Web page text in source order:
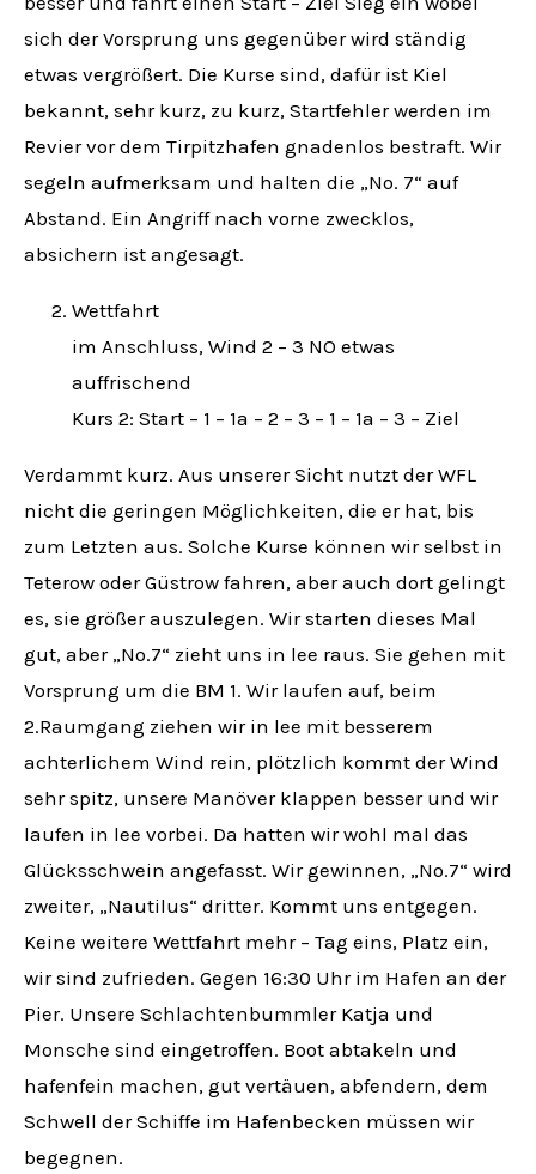
sich der Vorsprung uns gegenüber wird ständig
etwas vergrößert. Die Kurse sind, dafür ist Kiel
bekannt, sehr kurz, zu kurz, Startfehler werden im
Revier vor dem Tirpitzhafen gnadenlos bestraft. Wir
segeln aufmerksam und halten die „No. 7“ auf
Abstand. Ein Angriff nach vorne zwecklos,
absichern ist angesagt.
Wettfahrt
im Anschluss, Wind 2 – 3 NO etwas
auffrischend
Kurs 2: Start – 1 – 1a – 2 – 3 – 1 – 1a – 3 – Ziel
Verdammt kurz. Aus unserer Sicht nutzt der WFL
nicht die geringen Möglichkeiten, die er hat, bis
zum Letzten aus. Solche Kurse können wir selbst in
Teterow oder Güstrow fahren, aber auch dort gelingt
es, sie größer auszulegen. Wir starten dieses Mal
gut, aber „No.7“ zieht uns in lee raus. Sie gehen mit
Vorsprung um die BM 1. Wir laufen auf, beim
2.Raumgang ziehen wir in lee mit besserem
achterlichem Wind rein, plötzlich kommt der Wind
sehr spitz, unsere Manöver klappen besser und wir
laufen in lee vorbei. Da hatten wir wohl mal das
Glücksschwein angefasst. Wir gewinnen, „No.7“ wird
zweiter, „Nautilus“ dritter. Kommt uns entgegen.
Keine weitere Wettfahrt mehr – Tag eins, Platz ein,
wir sind zufrieden. Gegen 16:30 Uhr im Hafen an der
Pier. Unsere Schlachtenbummler Katja und
Monsche sind eingetroffen. Boot abtakeln und
hafenfein machen, gut vertäuen, abfendern, dem
Schwell der Schiffe im Hafenbecken müssen wir
begegnen.